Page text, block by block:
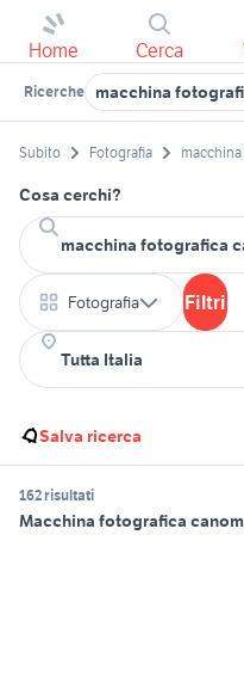
Home Cerca
Ricerche macchina
Subito Fotografia
Cosa cerchi?
Fotografia Filtri
Salva ricerca
162 risultati
Macchina fotografica